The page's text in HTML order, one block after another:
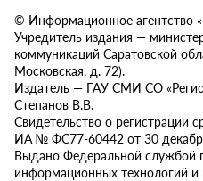
© Информационное агентство
Учредитель издания —
коммуникаций Саратовской
Московская, д. 72).
Издатель — ГАУ СМИ СО
Степанов В.В.
Свидетельство о регистрации
ИА № ФС77-60442 от 30
Выдано Федеральной службой
информационных технологий